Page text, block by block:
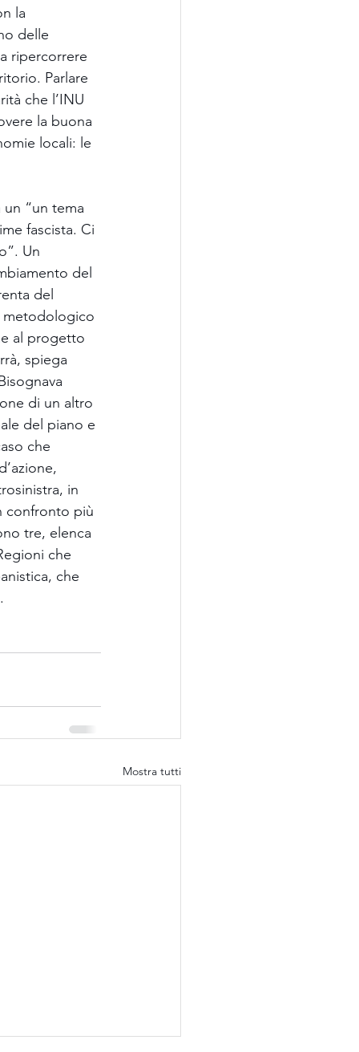
la
delle
ripercorrere
Parlare
che l’INU
la buona
locali: le
“un tema
fascista. Ci
Un
del
del
metodologico
al progetto
spiega
di un altro
del piano e
che
in
confronto più
tre, elenca
che
che
Mostra tutti